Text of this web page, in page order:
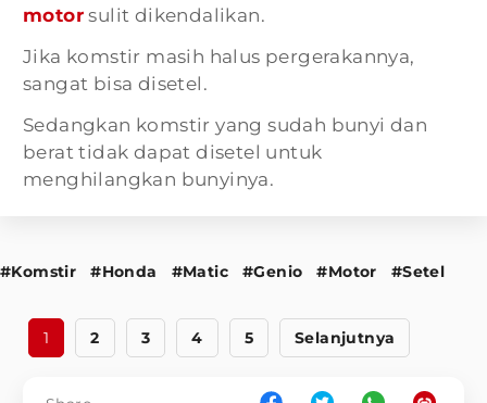
motor sulit dikendalikan.
Jika komstir masih halus pergerakannya,
sangat bisa disetel.
Sedangkan komstir yang sudah bunyi dan
berat tidak dapat disetel untuk
menghilangkan bunyinya.
#Komstir #Honda #Matic #Genio #Motor #Setel
1 2 3 4 5 Selanjutnya